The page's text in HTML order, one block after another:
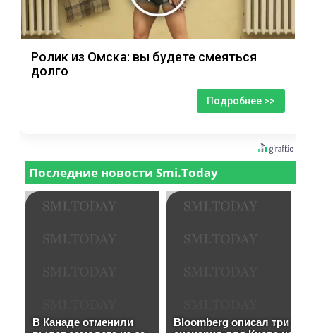
Ролик из Омска: вы будете смеяться
долго
Подробнее >>